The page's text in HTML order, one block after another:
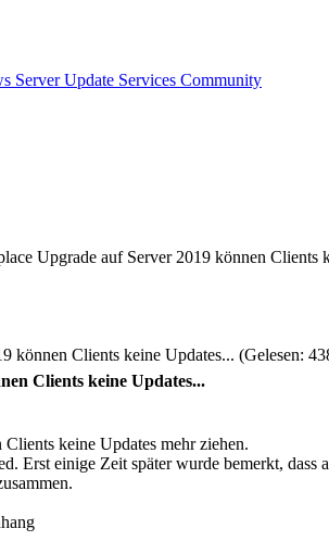
Upgrade auf Server 2019 können Clients
können Clients keine Updates... (Gelesen:
Clients keine Updates...
keine Updates mehr ziehen.
Erst einige Zeit später wurde bemerkt,